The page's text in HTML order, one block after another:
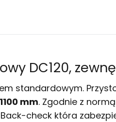
DC120,
standardowym.
1100 mm. Zgodnie z normą
check która